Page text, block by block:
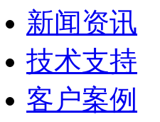
新闻资讯
技术支持
客户案例